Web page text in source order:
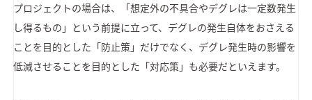
プロジェクトの場合は、「想定外の不具合やデグレは一定数発生
し得るもの」という前提に立って、デグレの発生自体をおさえる
ことを目的とした「防止策」だけでなく、デグレ発生時の影響を
低減させることを目的とした「対応策」も必要だといえます。